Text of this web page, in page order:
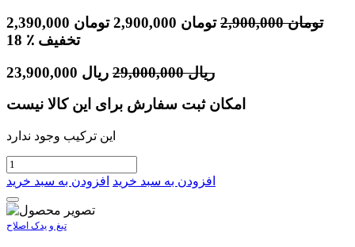
2,390,000 تومان 2,900,000تومان 2,900,000 تومان
18
٪ تخفیف
23,900,000 ریال 29,000,000 ریال
امکان ثبت سفارش برای این کالا نیست
این ترکیب وجود ندارد
افزودن به سبد خرید افزودن به سبد خرید
تیغ و یدک اصلاح